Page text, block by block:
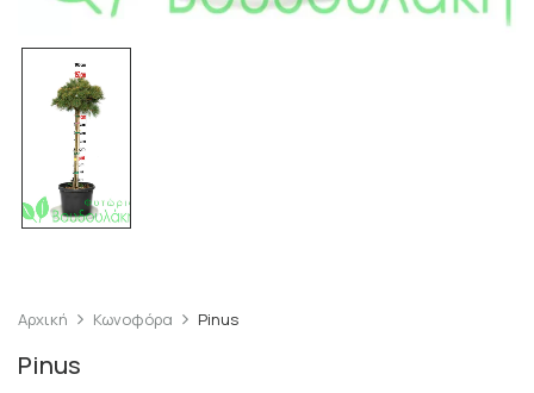
Αρχική Κωνοφόρα Pinus
Pinus